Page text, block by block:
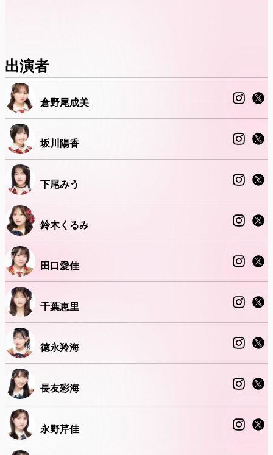
出演者
倉野尾成美
坂川陽香
下尾みう
鈴木くるみ
田口愛佳
千葉恵里
徳永羚海
長友彩海
永野芹佳